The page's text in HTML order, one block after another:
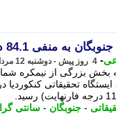
به منفی 84.1 درجه سانتی گراد رسید
- 4 روز پیش - دوشنبه 12 مرداد 1405، 11:12
بخش بزرگی از نیمکره
- جنوبگان - سانتی